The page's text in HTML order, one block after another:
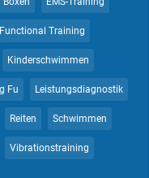
Functional Training
Kinderschwimmen
Fu Leistungsdiagnostik
Reiten Schwimmen
Vibrationstraining